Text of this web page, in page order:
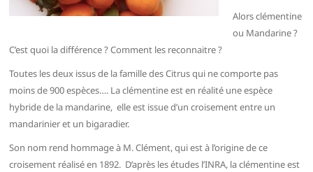
Alors clémentine
ou Mandarine ?
C’est quoi la différence ? Comment les reconnaitre ?
Toutes les deux issus de la famille des Citrus qui ne comporte pas
moins de 900 espèces…. La clémentine est en réalité une espèce
hybride de la mandarine,elle est issue d’un croisement entre un
mandarinier et un bigaradier.
Son nom rend hommage à M. Clément, qui est à l’origine de ce
croisement réalisé en 1892. D’après les études l’INRA, la clémentine est